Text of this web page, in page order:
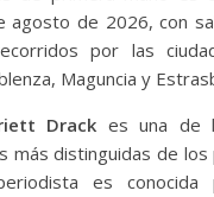
agosto de 2026, con
por las
Maguncia y
Drack es una de
más distinguidas de los
es